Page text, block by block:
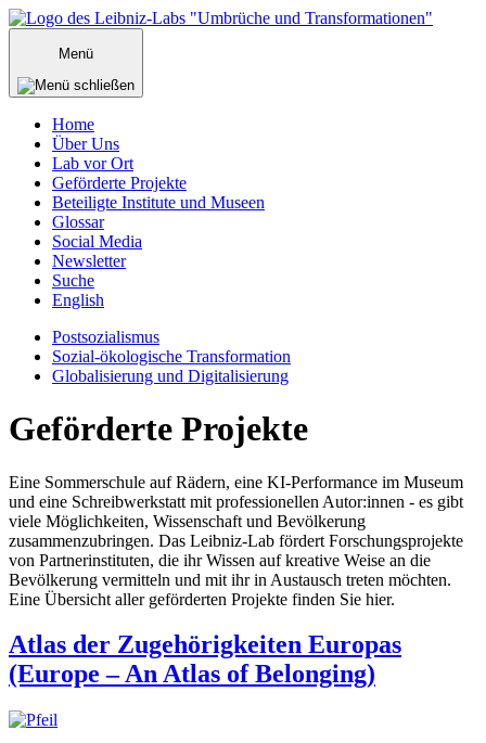
Zum
Inhalt
springenMenü
Home
Über Uns
Lab vor Ort
Geförderte Projekte
Beteiligte Institute und Museen
Glossar
Social Media
Newsletter
Suche
English
Postsozialismus
Sozial-ökologische Transformation
Globalisierung und Digitalisierung
schließen
Geförderte Projekte
Eine Sommerschule auf Rädern, eine KI-Performance im Museum
und eine Schreibwerkstatt mit professionellen Autor:innen - es gibt
viele Möglichkeiten, Wissenschaft und Bevölkerung
zusammenzubringen. Das Leibniz-Lab fördert Forschungsprojekte
von Partnerinstituten, die ihr Wissen auf kreative Weise an die
Bevölkerung vermitteln und mit ihr in Austausch treten möchten.
Eine Übersicht aller geförderten Projekte finden Sie hier.
Atlas der Zugehörigkeiten Europas
(Europe – An Atlas of Belonging)